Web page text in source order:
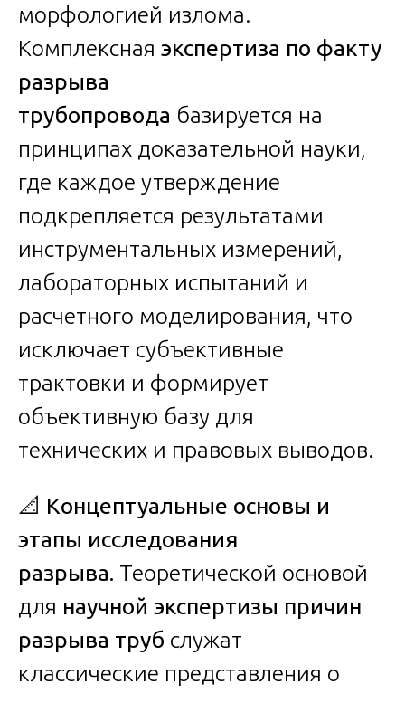
морфологией излома.
Комплексная экспертиза по факту
разрыва
трубопровода базируется на
принципах доказательной науки,
где каждое утверждение
подкрепляется результатами
инструментальных измерений,
лабораторных испытаний и
расчетного моделирования, что
исключает субъективные
трактовки и формирует
объективную базу для
технических и правовых выводов.
📐 Концептуальные основы и
этапы исследования
разрыва. Теоретической основой
для научной экспертизы причин
разрыва труб служат
классические представления о